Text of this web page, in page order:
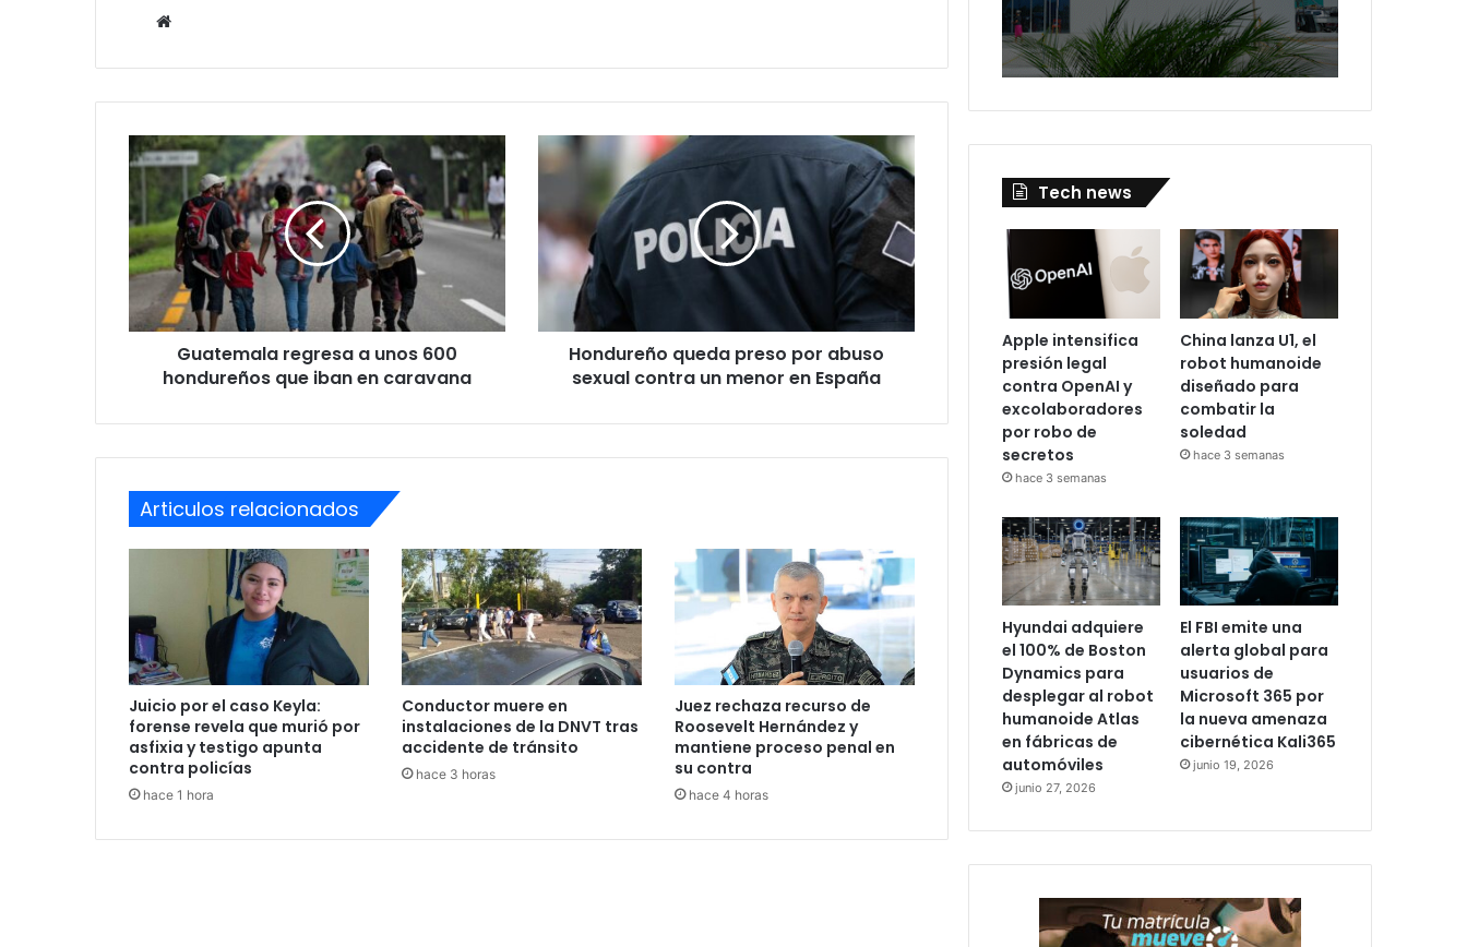
Guatemala
regresa
unos
600
hondureños
que
iban
en
caravanaGuatemala regresa a unos 600
hondureños que iban en caravana
Hondureño
queda
por
abuso
sexual
contra
menor
España
Hondureño queda preso por abuso
sexual contra un menor en España
Articulos relacionados
Juicio por el caso Keyla:
forense revela que murió por
asfixia y testigo apunta
contra policías
hace 1 hora
Conductor muere en
instalaciones de la DNVT tras
accidente de tránsito
hace 3 horas
Juez rechaza recurso de
Roosevelt Hernández y
mantiene proceso penal en
su contra
hace 4 horas
Tech news
Apple intensifica
presión legal
contra OpenAI y
excolaboradores
por robo de
secretos
hace 3 semanas
China lanza U1, el
robot humanoide
diseñado para
combatir la
soledad
hace 3 semanas
Hyundai adquiere
el 100% de Boston
Dynamics para
desplegar al robot
humanoide Atlas
en fábricas de
automóviles
junio 27, 2026
El FBI emite una
alerta global para
usuarios de
Microsoft 365 por
la nueva amenaza
cibernética Kali365
junio 19, 2026